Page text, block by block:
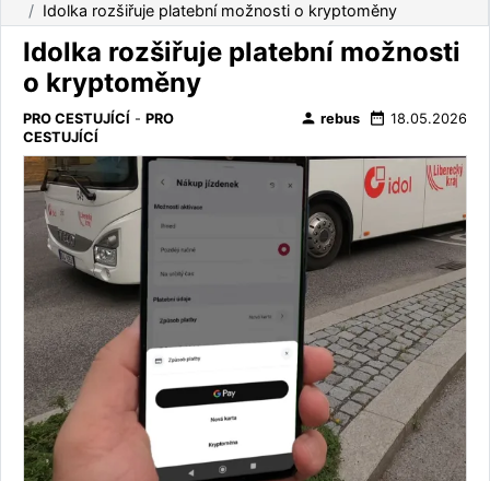
Idolka rozšiřuje platební možnosti o kryptoměny
Idolka rozšiřuje platební možnosti
o kryptoměny
PRO CESTUJÍCÍ - PRO
CESTUJÍCÍ
person rebus date_range 18.05.2026